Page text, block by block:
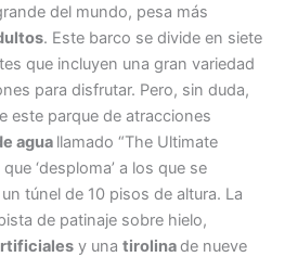
del mundo, pesa más
. Este barco se divide en siete
que incluyen una gran variedad
para disfrutar. Pero, sin duda,
este parque de atracciones
agua llamado “The Ultimate
‘desploma’ a los que se
túnel de 10 pisos de altura. La
de patinaje sobre hielo,
y una tirolinade nueve